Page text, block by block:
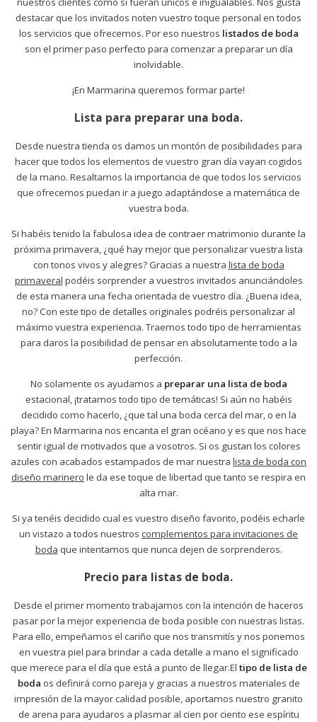
destacar que los invitados noten vuestro toque personal en todos
los servicios que ofrecemos. Por eso nuestros listados de boda
son el primer paso perfecto para comenzar a preparar un día
inolvidable.
¡En Marmarina queremos formar parte!
Lista para preparar una boda.
Desde nuestra tienda os damos un montón de posibilidades para
hacer que todos los elementos de vuestro gran día vayan cogidos
de la mano. Resaltamos la importancia de que todos los servicios
que ofrecemos puedan ir a juego adaptándose a matemática de
vuestra boda.
Si habéis tenido la fabulosa idea de contraer matrimonio durante la
próxima primavera, ¿qué hay mejor que personalizar vuestra lista
con tonos vivos y alegres? Gracias a nuestra lista de boda
primaveral podéis sorprender a vuestros invitados anunciándoles
de esta manera una fecha orientada de vuestro día. ¿Buena idea,
no? Con este tipo de detalles originales podréis personalizar al
máximo vuestra experiencia. Traemos todo tipo de herramientas
para daros la posibilidad de pensar en absolutamente todo a la
perfección.
No solamente os ayudamos a preparar una lista de boda
estacional, ¡tratamos todo tipo de temáticas! Si aún no habéis
decidido como hacerlo, ¿que tal una boda cerca del mar, o en la
playa? En Marmarina nos encanta el gran océano y es que nos hace
sentir igual de motivados que a vosotros. Si os gustan los colores
azules con acabados estampados de mar nuestra lista de boda con
diseño marinero le da ese toque de libertad que tanto se respira en
alta mar.
Si ya tenéis decidido cual es vuestro diseño favorito, podéis echarle
un vistazo a todos nuestros complementos para invitaciones de
boda que intentamos que nunca dejen de sorprenderos.
Precio para listas de boda.
Desde el primer momento trabajamos con la intención de haceros
pasar por la mejor experiencia de boda posible con nuestras listas.
Para ello, empeñamos el cariño que nos transmitís y nos ponemos
en vuestra piel para brindar a cada detalle a mano el significado
que merece para el día que está a punto de llegar.El tipo de lista de
boda os definirá como pareja y gracias a nuestros materiales de
impresión de la mayor calidad posible, aportamos nuestro granito
de arena para ayudaros a plasmar al cien por ciento ese espíritu